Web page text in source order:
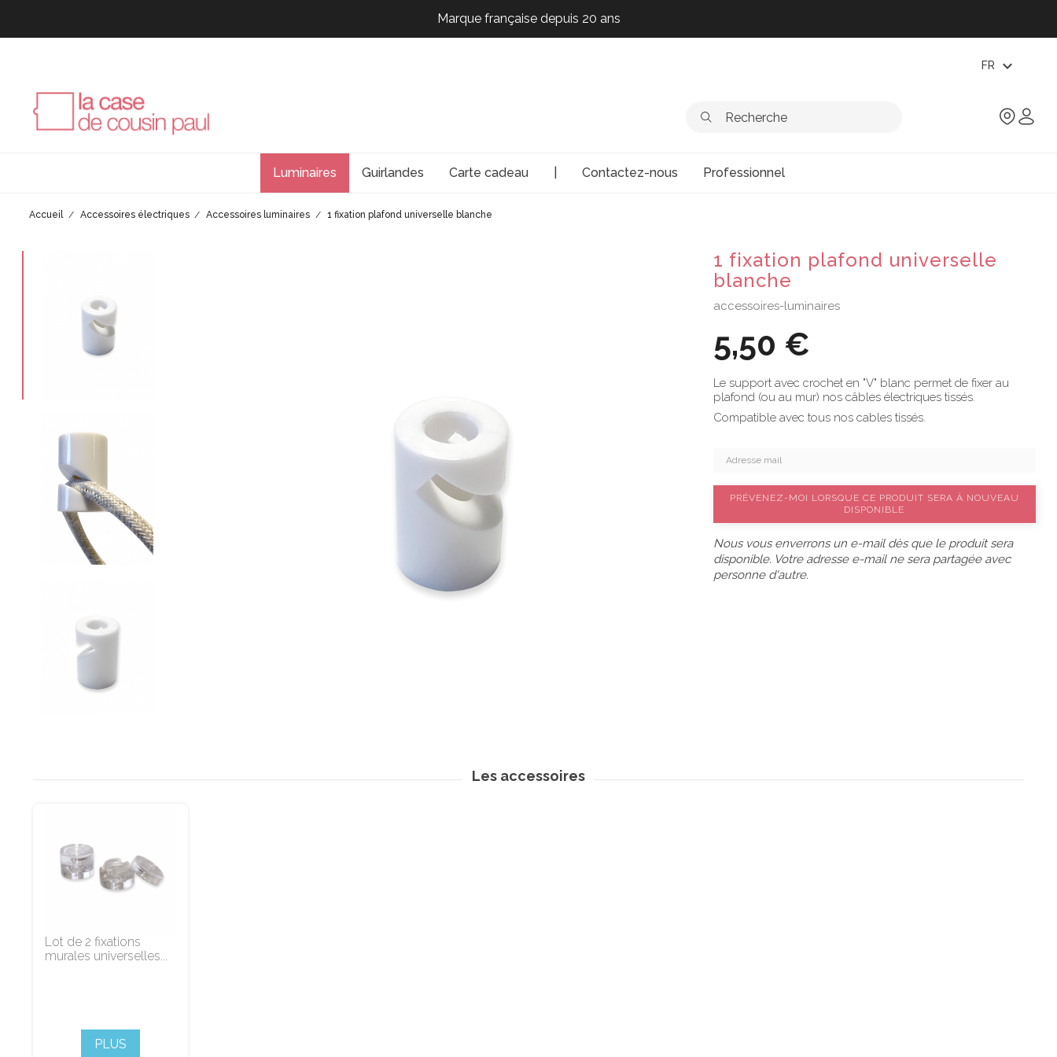
Marque française depuis 20 ans
Marque française depuis 20 ans
FR expand_more
Luminaires Guirlandes Carte cadeau Contactez-nous Professionnel
Accueil Accessoires électriques Accessoires luminaires 1 fixation plafond universelle blanche
1 fixation plafond universelle
blanche
accessoires-luminaires
5,50 €
Le support avec crochet en "V" blanc permet de fixer au
plafond (ou au mur) nos câbles électriques tissés.
Compatible avec tous nos cables tissés.
PRÉVENEZ-MOI LORSQUE CE PRODUIT SERA À NOUVEAU
DISPONIBLE
Nous vous enverrons un e-mail dès que le produit sera
disponible. Votre adresse e-mail ne sera partagée avec
personne d'autre.
Les accessoires
Lot de 2 fixations
murales universelles...
PLUS